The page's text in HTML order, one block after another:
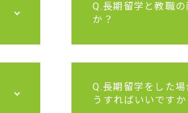
Q.長期留学と教職
か？
Q.長期留学をした
うすればいいですか